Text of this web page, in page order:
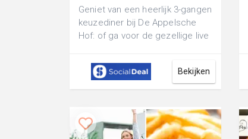
Geniet van een heerlijk 3-gangen
keuzediner bij De Appelsche
Hof: of ga voor de gezellige live
Bekijken